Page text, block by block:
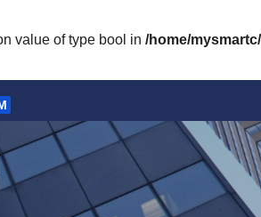
value of type bool in /home/